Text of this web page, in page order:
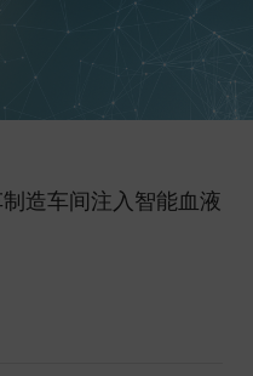
造车间注入智能血液